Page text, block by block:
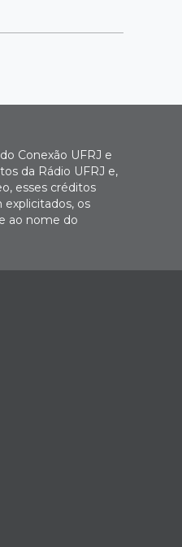
Conexão UFRJ e
da Rádio UFRJ e,
esses créditos
explicitados, os
ao nome do